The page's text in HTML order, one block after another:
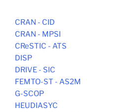
CRAN - CID
CRAN - MPSI
CReSTIC - ATS
DISP
DRIVE - SIC
FEMTO-ST - AS2M
G-SCOP
HEUDIASYC